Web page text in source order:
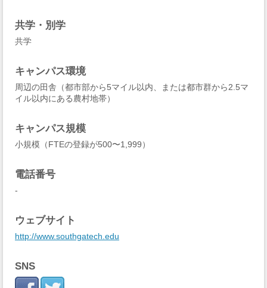
共学・別学
共学
キャンパス環境
周辺の田舎（都市部から5マイル以内、または都市群から2.5マ
イル以内にある農村地帯）
キャンパス規模
小規模（FTEの登録が500〜1,999）
電話番号
-
ウェブサイト
http://www.southgatech.edu
SNS